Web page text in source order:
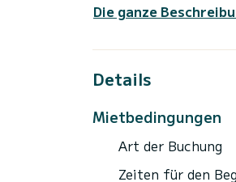
Urlaub auf dem
Für Ihren Komfort
Dieses Boot ist mit
Klimaanlage.
Buchungsanfragen
Die ganze
Details
Mietbedingungen
Art der Buchung
Zeiten für den